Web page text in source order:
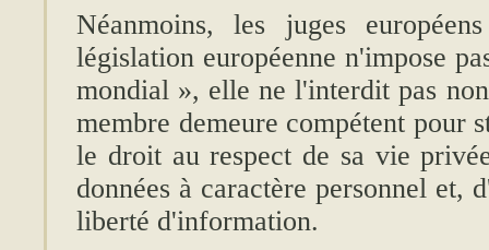
Néanmoins, les juges
législation européenne n'impose
mondial », elle ne l'interdit pas
membre demeure compétent pour
le droit au respect de sa vie
données à caractère personnel et,
liberté d'information.